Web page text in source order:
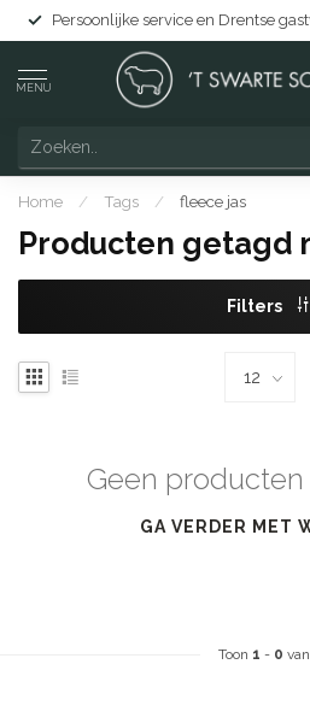
Persoonlijke service en Drentse
MENU
Home / Tags / fleece jas
Producten getagd
Filters
Geen
GA VERDER MET
Toon 1 - 0